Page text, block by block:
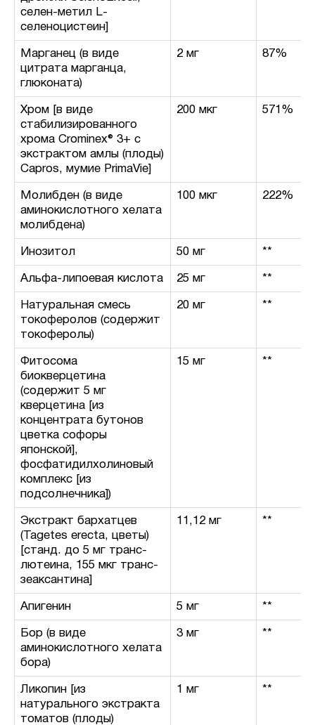
селен-метил L-
селеноцистеин]
Марганец (в виде
цитрата марганца,
глюконата)
2 мг 87%
Хром [в виде
стабилизированного
хрома Crominex® 3+ с
экстрактом амлы (плоды)
Capros, мумие PrimaVie]
200 мкг 571%
Молибден (в виде
аминокислотного хелата
молибдена)
100 мкг 222%
Инозитол 50 мг **
Альфа-липоевая кислота 25 мг **
Натуральная смесь
токоферолов (содержит
токоферолы)
20 мг **
Фитосома
биокверцетина
(содержит 5 мг
кверцетина [из
концентрата бутонов
цветка софоры
японской],
фосфатидилхолиновый
комплекс [из
подсолнечника])
15 мг **
Экстракт бархатцев
(Tagetes erecta, цветы)
[станд. до 5 мг транс-
лютеина, 155 мкг транс-
зеаксантина]
11,12 мг **
Апигенин 5 мг **
Бор (в виде
аминокислотного хелата
бора)
3 мг **
Ликопин [из
натурального экстракта
томатов (плоды)
1 мг **